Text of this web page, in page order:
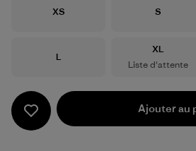
Taille
XS Taille
S
Taille
L
Taille
XL
Liste d'attente
Ajouter au